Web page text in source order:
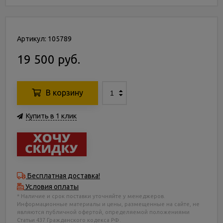
Артикул: 105789
19 500 руб.
В корзину
Купить в 1 клик
Бесплатная доставка!
Условия оплаты
* Наличие и срок поставки уточняйте у менеджеров.
Информационные материалы и цены, размещенные на сайте, не
являются публичной офертой, определяемой положениями
Статьи 437 Гражданского кодекса РФ.